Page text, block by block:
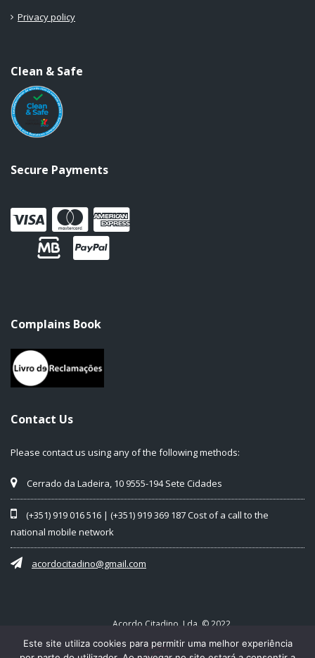
Privacy policy
Clean & Safe
Secure Payments
Complains Book
Contact Us
Please contact us using any of the following methods:
Cerrado da Ladeira, 10 9555-194 Sete Cidades
(+351) 919 016 516 | (+351) 919 369 187 Cost of a call to the
national mobile network
acordocitadino@gmail.com
Acordo Citadino, Lda. © 2022
Este site utiliza cookies para permitir uma melhor experiência